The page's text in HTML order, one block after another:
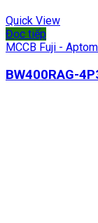
Quick View
Đọc tiếp
MCCB Fuji -
BW400RAG-